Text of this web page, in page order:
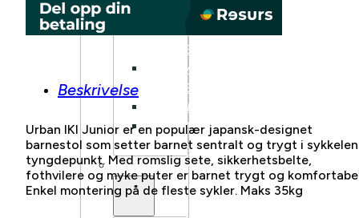
FULLDEMPET
FULLDEMPET
SUV
FULLDEMPET
LANDEVEI
BARN/UNGDOM
ELSYKKEL
LASTESYKKEL
Beskrivelse
Urban IKI Junior er en populær japansk-designet
barnestol som setter barnet sentralt og trygt i
tyngdepunkt. Med romslig sete, sikkerhetsbelte,
fothvilere og myke puter er barnet trygt og
Enkel montering på de fleste sykler. Maks 35kg